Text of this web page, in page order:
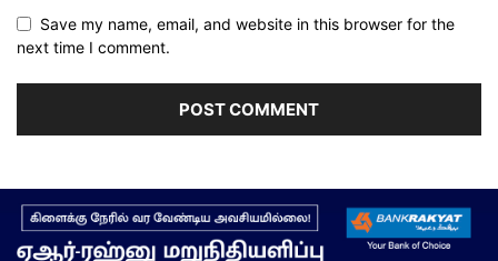
Save my name, email, and website in this browser for the
next time I comment.